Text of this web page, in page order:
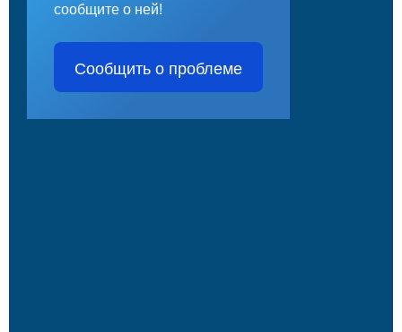
сообщите о ней!
Сообщить о проблеме